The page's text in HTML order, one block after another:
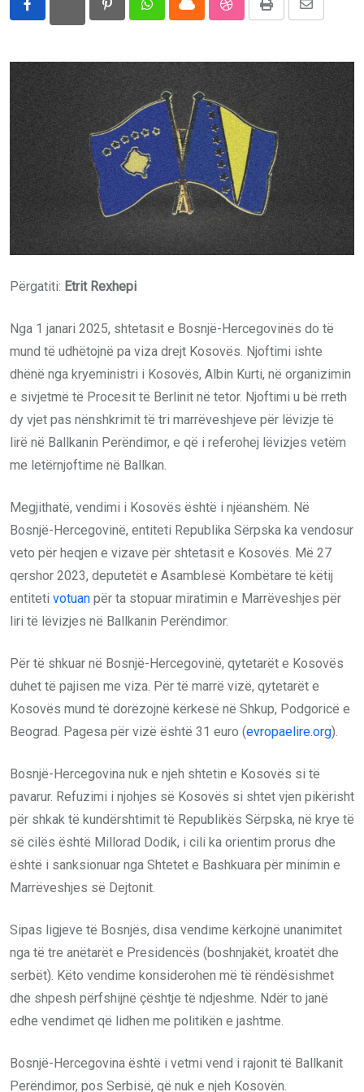
PinterestWhatsappCloud StumbleUpon
Print
Share
Email
Përgatiti: Etrit Rexhepi
Nga 1 janari 2025, shtetasit e Bosnjë-Hercegovinës do të
mund të udhëtojnë pa viza drejt Kosovës. Njoftimi ishte
dhënë nga kryeministri i Kosovës, Albin Kurti, në organizimin
e sivjetmë të Procesit të Berlinit në tetor. Njoftimi u bë rreth
dy vjet pas nënshkrimit të tri marrëveshjeve për lëvizje të
lirë në Ballkanin Perëndimor, e që i referohej lëvizjes vetëm
me letërnjoftime në Ballkan.
Megjithatë, vendimi i Kosovës është i njëanshëm. Në
Bosnjë-Hercegovinë, entiteti Republika Sërpska ka vendosur
veto për heqjen e vizave për shtetasit e Kosovës. Më 27
qershor 2023, deputetët e Asamblesë Kombëtare të këtij
entiteti votuan për ta stopuar miratimin e Marrëveshjes për
liri të lëvizjes në Ballkanin Perëndimor.
Për të shkuar në Bosnjë-Hercegovinë, qytetarët e Kosovës
duhet të pajisen me viza. Për të marrë vizë, qytetarët e
Kosovës mund të dorëzojnë kërkesë në Shkup, Podgoricë e
Beograd. Pagesa për vizë është 31 euro (evropaelire.org).
Bosnjë-Hercegovina nuk e njeh shtetin e Kosovës si të
pavarur. Refuzimi i njohjes së Kosovës si shtet vjen pikërisht
për shkak të kundërshtimit të Republikës Sërpska, në krye të
së cilës është Millorad Dodik, i cili ka orientim prorus dhe
është i sanksionuar nga Shtetet e Bashkuara për minimin e
Marrëveshjes së Dejtonit.
Sipas ligjeve të Bosnjës, disa vendime kërkojnë unanimitet
nga të tre anëtarët e Presidencës (boshnjakët, kroatët dhe
serbët). Këto vendime konsiderohen më të rëndësishmet
dhe shpesh përfshijnë çështje të ndjeshme. Ndër to janë
edhe vendimet që lidhen me politikën e jashtme.
Bosnjë-Hercegovina është i vetmi vend i rajonit të Ballkanit
Perëndimor, pos Serbisë, që nuk e njeh Kosovën.